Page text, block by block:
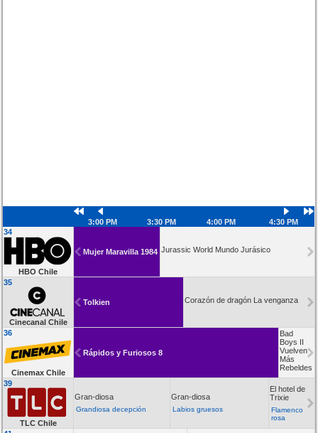
3:00 PM 3:30 PM 4:00 PM
4:30 PM
34
HBO Chile
Mujer Maravilla 1984 Jurassic World Mundo Jurásico
35
Cinecanal Chile
Tolkien Corazón de dragón La venganza
36
Cinemax Chile
Rápidos y Furiosos 8
Bad
Boys II
Vuelven
Más
Rebeldes
39
TLC Chile
Gran-diosa
Grandiosa decepción
Gran-diosa
Labios gruesos
El hotel de
Trixie
Flamenco
rosa